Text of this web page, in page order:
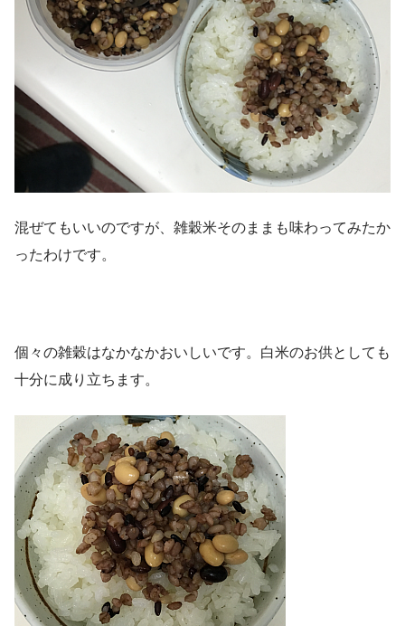
混ぜてもいいのですが、雑穀米そのままも味わってみたか
ったわけです。
個々の雑穀はなかなかおいしいです。白米のお供としても
十分に成り立ちます。